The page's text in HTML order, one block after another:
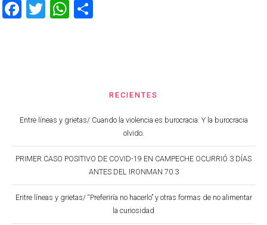
Facebook
TwitterWhatsApp
RECIENTES
Entre líneas y grietas/ Cuando la violencia es burocracia. Y la burocracia
olvido.
PRIMER CASO POSITIVO DE COVID-19 EN CAMPECHE OCURRIÓ 3 DÍAS
ANTES DEL IRONMAN 70.3
Entre líneas y grietas/ “Preferiría no hacerlo” y otras formas de no alimentar
la curiosidad